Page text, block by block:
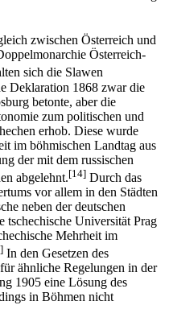
zwischen Österreich und
Österreich-
sich die Slawen
Deklaration 1868 zwar die
betonte, aber die
zum politischen und
erhob. Diese wurde
im böhmischen Landtag aus
der mit dem russischen
abgelehnt.[14] Durch das
vor allem in den Städten
neben der deutschen
tschechische Universität Prag
Mehrheit im
In den Gesetzen des
ähnliche Regelungen in der
1905 eine Lösung des
in Böhmen nicht